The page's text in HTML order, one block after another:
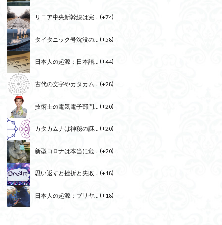
リニア中央新幹線は完... +74
タイタニック号沈没の... +58
日本人の起源：日本語... +44
古代の文字やカタカム... +28
技術士の電気電子部門... +20
カタカムナは神秘の謎... +20
新型コロナは本当に危... +20
思い返すと挫折と失敗... +18
日本人の起源：ブリヤ... +18